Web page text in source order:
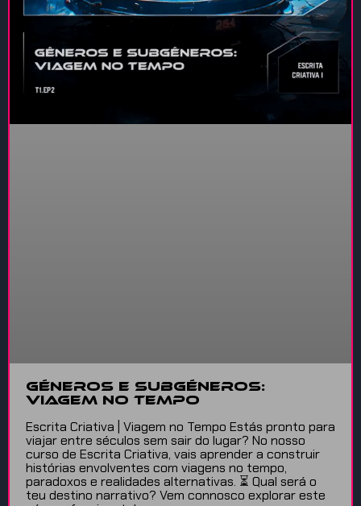
Géneros e Subgéneros:
Viagem no Tempo
Escrita Criativa | Viagem no Tempo Estás pronto para
viajar entre séculos sem sair do lugar? No nosso
curso de Escrita Criativa, vais aprender a construir
histórias envolventes com viagens no tempo,
paradoxos e realidades alternativas. ⏳ Qual será o
teu destino narrativo? Vem connosco explorar este